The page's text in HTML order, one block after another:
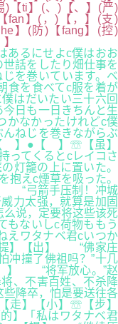
)【ti】(、)【、】(严)
fan】(，)【，】(支)
】(防)【fang】(控)
あるにせよc僕はおお
話をしたり畑仕事を
を巻いています。ベ
食を食べてc服を着が
はだいたい三十六回
今日も一日きちんと生
かなかったけれどc僕
ねじを巻きながらぶ
】●【 】☏【虽】
ってくるとcレイコさ
灯籠の上に置いた。
抱えc煙草を吸った。
“弓箭手压制！冲城
力太强，就算是加固
说，定要将这些该死
もないしc荷物ももう
えワタナベ君cいつか
提】【出】 “佛家庄
冲撞了佛祖吗？”十几
】 “将军放心。”赵
、不害百姓、不杀降
降卒，怕是要送往各
走】【小】☏【步】
】「私はワタナベ君